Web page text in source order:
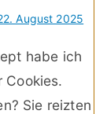
August 2025
habe ich
Cookies.
Sie reizten